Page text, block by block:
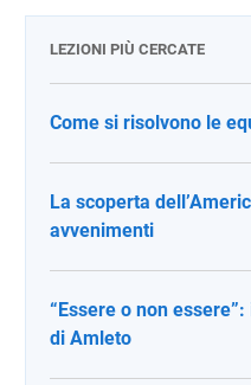
LEZIONI PIÙ CERCATE
Come si risolvono le
La scoperta
avvenimenti
“Essere o non
di Amleto